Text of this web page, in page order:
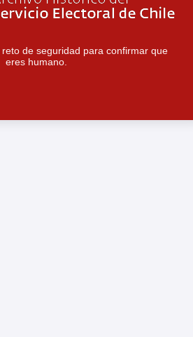
de seguridad para confirmar que
eres humano.